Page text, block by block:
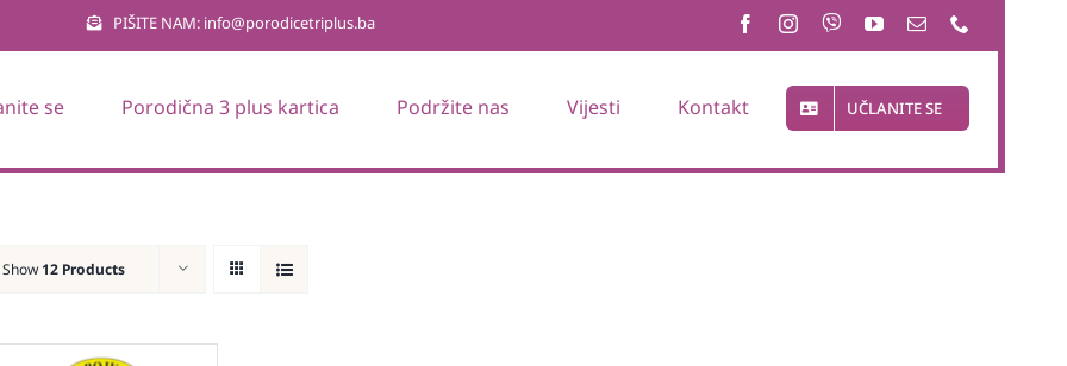
PIŠITE NAM: info@porodicetriplus.ba
se Porodična 3 plus kartica Podržite nas Vijesti Kontakt UČLANITE SE
Show 12 Products